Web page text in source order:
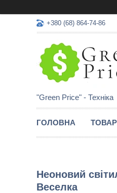
+380 (68) 864-74-86
"Green Price" - Техніка
ГОЛОВНА
Неоновий
Веселка